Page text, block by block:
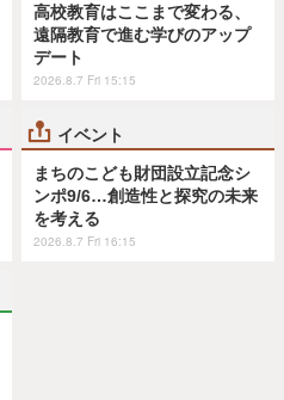
高校教育はここまで変わる、
遠隔教育で進む学びのアップ
デート
2026.8.7 Fri 15:15
イベント
まちのこども財団設立記念シ
ンポ9/6…創造性と探究の未来
を考える
2026.8.7 Fri 16:15